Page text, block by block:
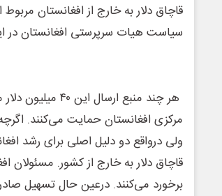
قاچاق دلار به خارج از افغانستان
سیاست هیات سرپرستی افغانستان
هر چند منبع
مرکزی افغانستان حمایت می‌کنند.
ولی درواقع دو دلیل اصلی برای رشد
قاچاق دلار به خارج از کشور. مسئولان
برخورد می‌کنند. درعین حال تسهیل